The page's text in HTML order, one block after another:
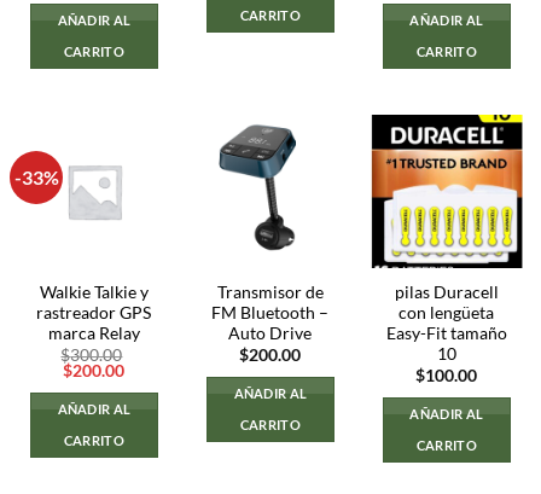
original
era:
$200.00.
actual
es:
AÑADIR AL
CARRITO
CARRITO
original
era:
$200.00.
actual
es:
AÑADIR AL
CARRITO
-33%
Walkie Talkie y
rastreador GPS
marca Relay
$300.00
El
original
era:
$300.00.
$200.00El
actual
es:
AÑADIR AL
CARRITO
Transmisor de
FM Bluetooth –
Auto Drive
$200.00
AÑADIR AL
CARRITO
pilas Duracell
con lengüeta
Easy-Fit tamaño
10
$100.00
AÑADIR AL
CARRITO